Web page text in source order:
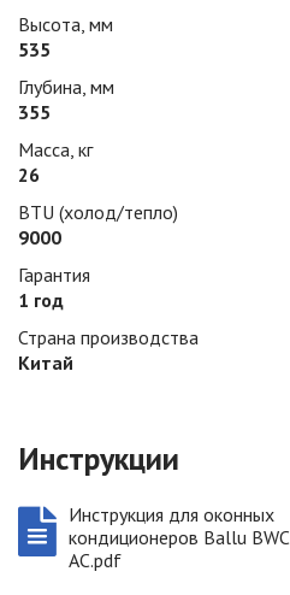
Высота, мм
535
Глубина, мм
355
Масса, кг
26
BTU (холод/тепло)
9000
Гарантия
1 год
Страна производства
Китай
Инструкции
Инструкция для оконных
кондиционеров Ballu BWC
AC.pdf